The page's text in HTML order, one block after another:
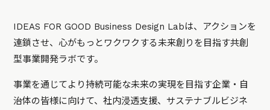
IDEAS FOR GOOD Business Design Labは、アクションを
連鎖させ、心がもっとワクワクする未来創りを目指す共創
型事業開発ラボです。
事業を通じてより持続可能な未来の実現を目指す企業・自
治体の皆様に向けて、社内浸透支援、サステナブルビジネ